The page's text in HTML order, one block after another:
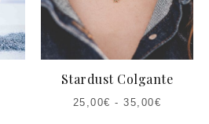
Stardust Colgante
25,00€ -35,00€